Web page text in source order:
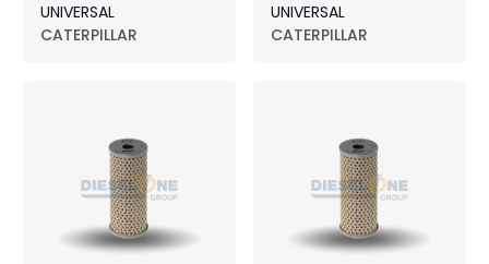
UNIVERSAL
CATERPILLAR
UNIVERSAL
CATERPILLAR